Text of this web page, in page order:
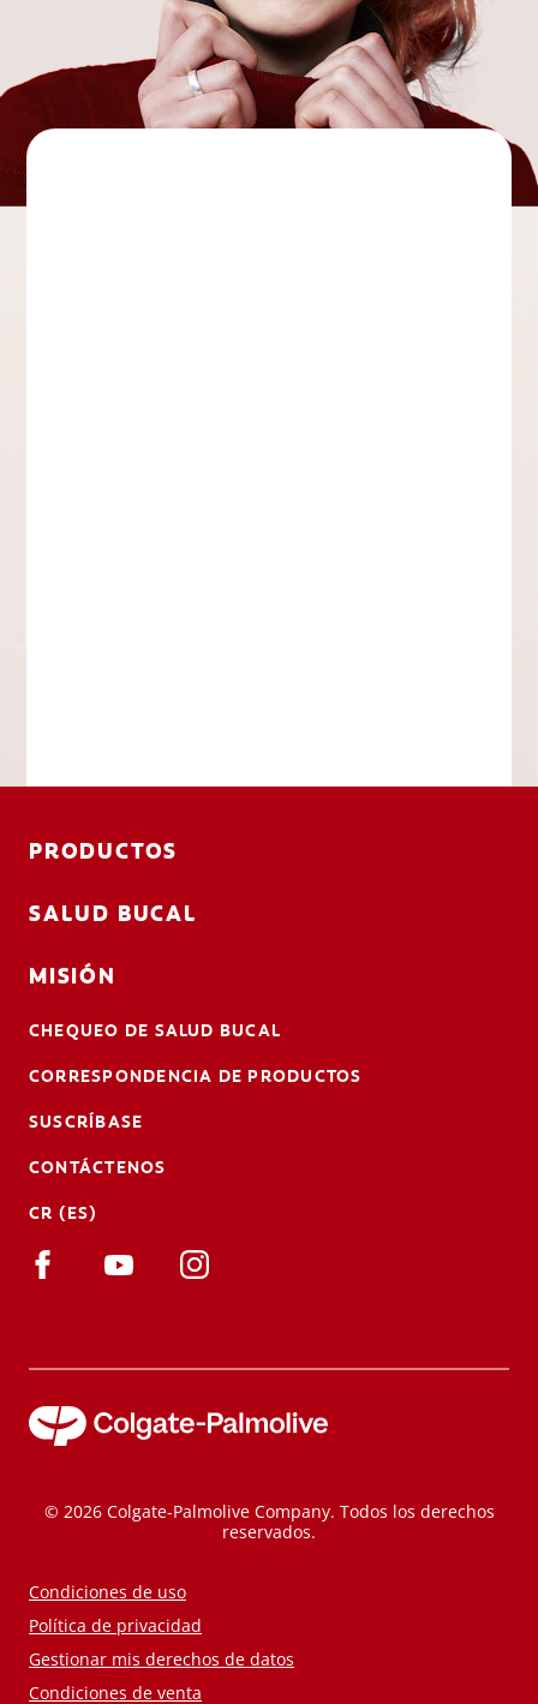
PRODUCTOS
SALUD BUCAL
MISIÓN
CHEQUEO DE SALUD BUCAL
CORRESPONDENCIA DE PRODUCTOS
SUSCRÍBASE
CONTÁCTENOS
CR (ES)
© 2026 Colgate-Palmolive Company. Todos los derechos
reservados.
Condiciones de uso
Política de privacidad
Gestionar mis derechos de datos
Condiciones de venta